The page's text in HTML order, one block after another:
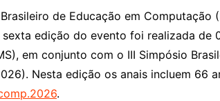
de Educação em Computação
edição do evento foi realizada de
em conjunto com o III Simpósio
Nesta edição os anais incluem 66
.